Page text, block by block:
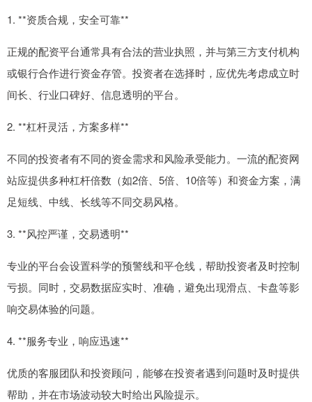
1. **资质合规，安全可靠**
正规的配资平台通常具有合法的营业执照，并与第三方支付机构
或银行合作进行资金存管。投资者在选择时，应优先考虑成立时
间长、行业口碑好、信息透明的平台。
2. **杠杆灵活，方案多样**
不同的投资者有不同的资金需求和风险承受能力。一流的配资网
站应提供多种杠杆倍数（如2倍、5倍、10倍等）和资金方案，满
足短线、中线、长线等不同交易风格。
3. **风控严谨，交易透明**
专业的平台会设置科学的预警线和平仓线，帮助投资者及时控制
亏损。同时，交易数据应实时、准确，避免出现滑点、卡盘等影
响交易体验的问题。
4. **服务专业，响应迅速**
优质的客服团队和投资顾问，能够在投资者遇到问题时及时提供
帮助，并在市场波动较大时给出风险提示。